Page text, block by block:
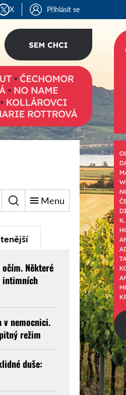
X Přihlásit se
Menu
Některé
intimních
v nemocnici.
režim
duše: